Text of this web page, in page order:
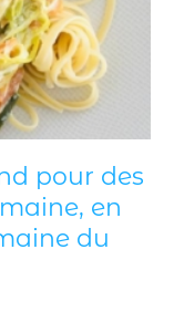
pour des
en
du